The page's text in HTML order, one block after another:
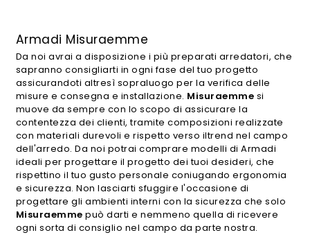
Armadi Misuraemme
Da noi avrai a disposizione i più preparati arredatori, che
sapranno consigliarti in ogni fase del tuo progetto
assicurandoti altresì sopraluogo per la verifica delle
misure e consegna e installazione. Misuraemme si
muove da sempre con lo scopo di assicurare la
contentezza dei clienti, tramite composizioni realizzate
con materiali durevoli e rispetto verso iltrend nel campo
dell'arredo. Da noi potrai comprare modelli di Armadi
ideali per progettare il progetto dei tuoi desideri, che
rispettino il tuo gusto personale coniugando ergonomia
e sicurezza. Non lasciarti sfuggire l'occasione di
progettare gli ambienti interni con la sicurezza che solo
Misuraemme può darti e nemmeno quella di ricevere
ogni sorta di consiglio nel campo da parte nostra.